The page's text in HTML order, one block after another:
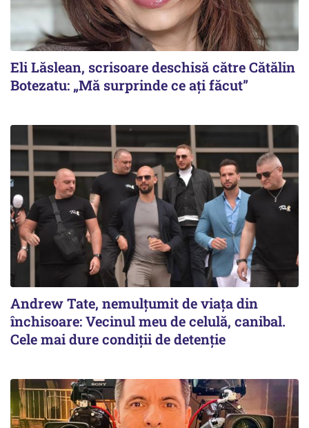
Eli Lăslean, scrisoare deschisă către Cătălin
Botezatu: „Mă surprinde ce ați făcut”
Andrew Tate, nemulțumit de viața din
închisoare: Vecinul meu de celulă, canibal.
Cele mai dure condiții de detenție